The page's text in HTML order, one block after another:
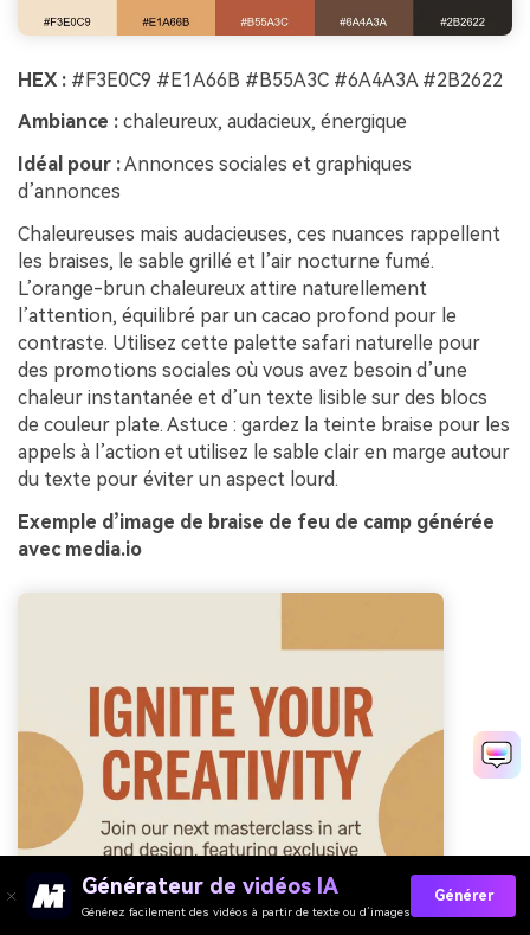
HEX : #F3E0C9 #E1A66B #B55A3C #6A4A3A #2B2622
Ambiance : chaleureux, audacieux, énergique
Idéal pour :Annonces sociales et graphiques
d’annonces
Chaleureuses mais audacieuses, ces nuances rappellent
les braises, le sable grillé et l’air nocturne fumé.
L’orange-brun chaleureux attire naturellement
l’attention, équilibré par un cacao profond pour le
contraste. Utilisez cette palette safari naturelle pour
des promotions sociales où vous avez besoin d’une
chaleur instantanée et d’un texte lisible sur des blocs
de couleur plate. Astuce : gardez la teinte braise pour les
appels à l’action et utilisez le sable clair en marge autour
du texte pour éviter un aspect lourd.
Exemple d’image de braise de feu de camp générée
avec media.io
Générateur de vidéos IA
Générez facilement des vidéos à partir de texte ou d’images
Générer